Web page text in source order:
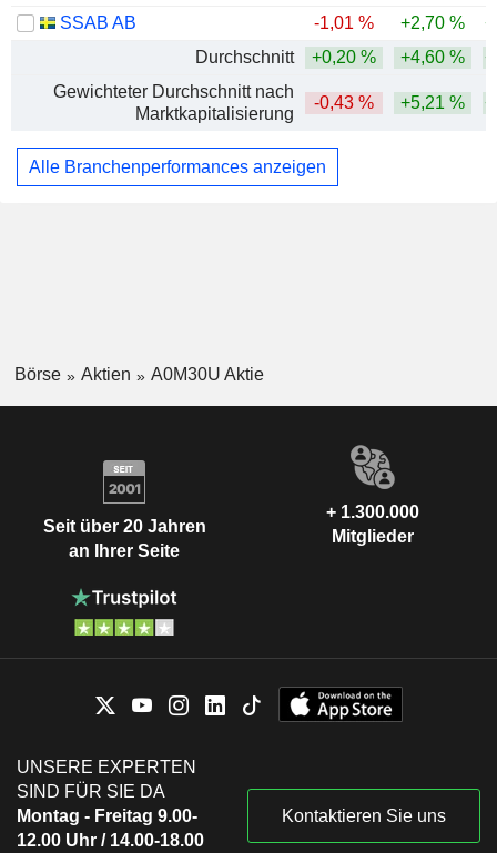
SSAB AB
-1,01 % +2,70 %
Durchschnitt
+0,20 % +4,60 %
Gewichteter Durchschnitt nach
Marktkapitalisierung
-0,43 % +5,21 %
Alle Branchenperformances anzeigen
Börse Aktien A0M30U Aktie
Seit über 20 Jahren
an Ihrer Seite
+ 1.300.000
Mitglieder
UNSERE EXPERTEN
SIND FÜR SIE DA
Montag - Freitag 9.00-
12.00 Uhr / 14.00-18.00
Kontaktieren Sie uns